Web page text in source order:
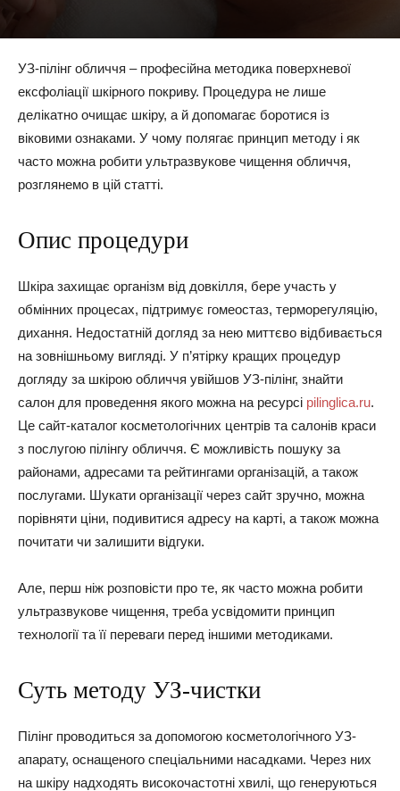
УЗ-пілінг обличчя – професійна методика поверхневої
ексфоліації шкірного покриву. Процедура не лише
делікатно очищає шкіру, а й допомагає боротися із
віковими ознаками. У чому полягає принцип методу і як
часто можна робити ультразвукове чищення обличчя,
розглянемо в цій статті.
Опис процедури
Шкіра захищає організм від довкілля, бере участь у
обмінних процесах, підтримує гомеостаз, терморегуляцію,
дихання. Недостатній догляд за нею миттєво відбивається
на зовнішньому вигляді. У п’ятірку кращих процедур
догляду за шкірою обличчя увійшов УЗ-пілінг, знайти
салон для проведення якого можна на ресурсі pilinglica.ru.
Це сайт-каталог косметологічних центрів та салонів краси
з послугою пілінгу обличчя. Є можливість пошуку за
районами, адресами та рейтингами організацій, а також
послугами. Шукати організації через сайт зручно, можна
порівняти ціни, подивитися адресу на карті, а також можна
почитати чи залишити відгуки.
Але, перш ніж розповісти про те, як часто можна робити
ультразвукове чищення, треба усвідомити принцип
технології та її переваги перед іншими методиками.
Суть методу УЗ-чистки
Пілінг проводиться за допомогою косметологічного УЗ-
апарату, оснащеного спеціальними насадками. Через них
на шкіру надходять високочастотні хвилі, що генеруються